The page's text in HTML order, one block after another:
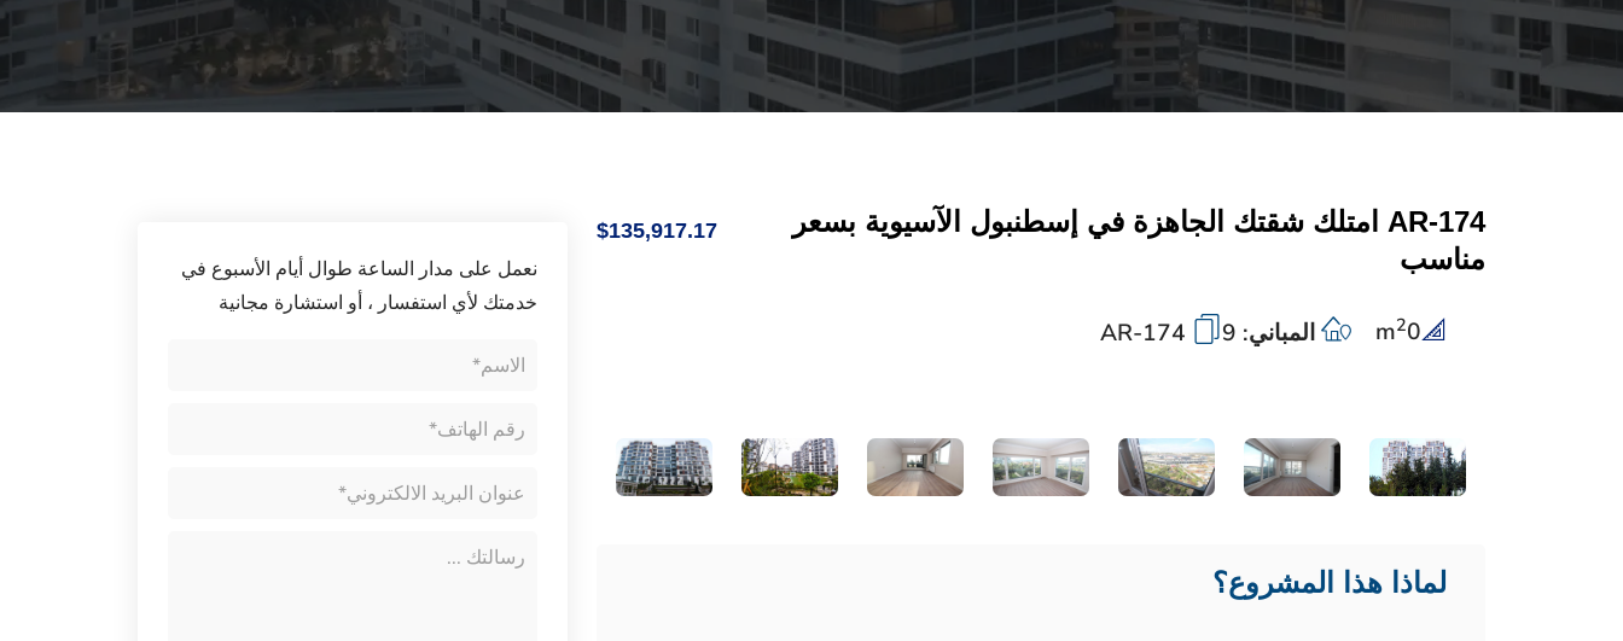
AR-174 امتلك شقتك الجاهزة في إسطنبول الآسيوية بسعر
مناسب
$135,917.17
0
m2 المباني: 9
لماذا هذا المشروع؟
نعمل على مدار الساعة طوال أيام الأسبوع في
خدمتك لأي استفسار ، أو استشارة مجانية